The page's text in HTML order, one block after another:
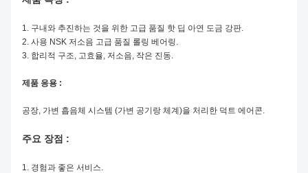
1. 구내와 추진하는 것을 위한 고급 품질 핫 딥 아연 도금 강판.
2. 사용 NSK 저소음 고급 품질 롤링 베어링.
3. 합리적 구조, 고효율, 저소음, 작은 진동.
제품 응용 :
공장, 가변 흡음체 시스템 (가변 공기랑 체계)을 처리한 덕트 에어콘.
주요 장점 :
1. 경험과 좋은 서비스.